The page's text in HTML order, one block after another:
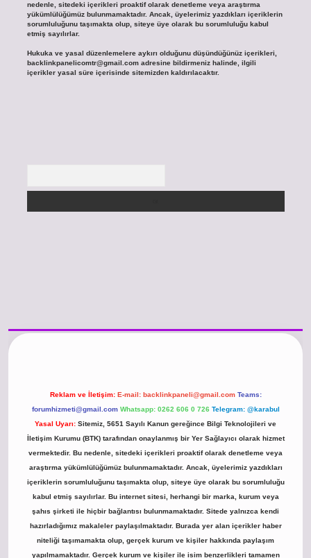
nedenle, sitedeki içerikleri proaktif olarak denetleme veya araştırma
yükümlülüğümüz bulunmamaktadır. Ancak, üyelerimiz yazdıkları içeriklerin
sorumluluğunu taşımakta olup, siteye üye olarak bu sorumluluğu kabul
etmiş sayılırlar.
Hukuka ve yasal düzenlemelere aykırı olduğunu düşündüğünüz içerikleri,
backlinkpanelicomtr@gmail.comadresine bildirmeniz halinde, ilgili
içerikler yasal süre içerisinde sitemizden kaldırılacaktır.
Reklam ve İletişim: E-mail: backlinkpaneli@gmail.com Teams:
forumhizmeti@gmail.com Whatsapp: 0262 606 0 726 Telegram: @karabul
Yasal Uyarı: Sitemiz, 5651 Sayılı Kanun gereğince Bilgi Teknolojileri ve
İletişim Kurumu (BTK) tarafından onaylanmış bir Yer Sağlayıcı olarak hizmet
vermektedir. Bu nedenle, sitedeki içerikleri proaktif olarak denetleme veya
araştırma yükümlülüğümüz bulunmamaktadır. Ancak, üyelerimiz yazdıkları
içeriklerin sorumluluğunu taşımakta olup, siteye üye olarak bu sorumluluğu
kabul etmiş sayılırlar. Bu internet sitesi, herhangi bir marka, kurum veya
şahıs şirketi ile hiçbir bağlantısı bulunmamaktadır. Sitede yalnızca kendi
hazırladığımız makaleler paylaşılmaktadır. Burada yer alan içerikler haber
niteliği taşımamakta olup, gerçek kurum ve kişiler hakkında paylaşım
yapılmamaktadır. Gerçek kurum ve kişiler ile isim benzerlikleri tamamen